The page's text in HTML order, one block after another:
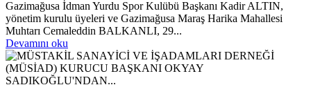
Gazimağusa İdman Yurdu Spor Kulübü Başkanı Kadir ALTIN,
yönetim kurulu üyeleri ve Gazimağusa Maraş Harika Mahallesi
Muhtarı Cemaleddin BALKANLI, 29...
Devamını oku